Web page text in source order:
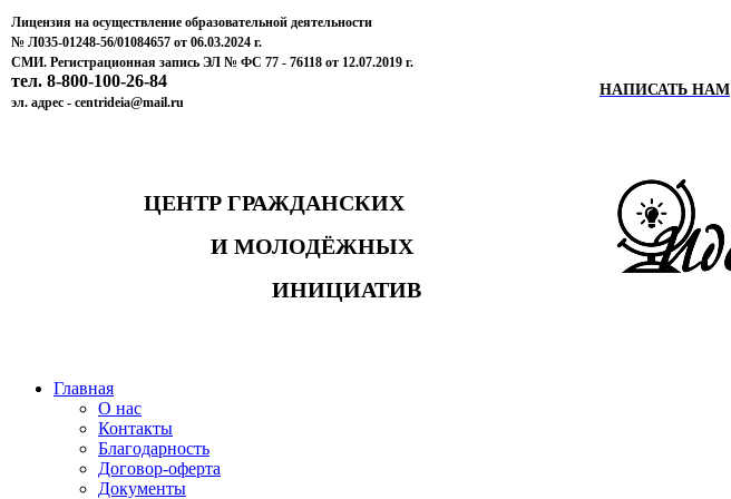
Лицензия на осуществление образовательной деятельности
№ Л035-01248-56/01084657 от 06.03.2024 г.
СМИ. Регистрационная запись ЭЛ № ФС 77 - 76118 от 12.07.2019 г.
тел. 8-800-100-26-84
эл. адрес - centrideia@mail.ru
НАПИСАТЬ НАМ
ЦЕНТР ГРАЖДАНСКИХ
И МОЛОДЁЖНЫХ
ИНИЦИАТИВ
Главная
О нас
Контакты
Благодарность
Договор-оферта
Документы